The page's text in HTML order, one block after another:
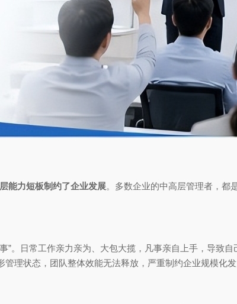
能力短板制约了企业发展。多数企业的中高层管理者，都
”。日常工作亲力亲为、大包大揽，凡事亲自上手，导致
理状态，团队整体效能无法释放，严重制约企业规模化